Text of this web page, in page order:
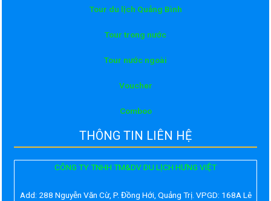
Tour du lịch Quảng Bình
Tour trong nước
Tour nước ngoài
Voucher
Comboo
THÔNG TIN LIÊN HỆ
CÔNG TY TNHH TM&DV DU LỊCH HƯNG VIỆT
Add: 288 Nguyễn Văn Cừ, P. Đồng Hới, Quảng Trị. VPGD: 168A Lê